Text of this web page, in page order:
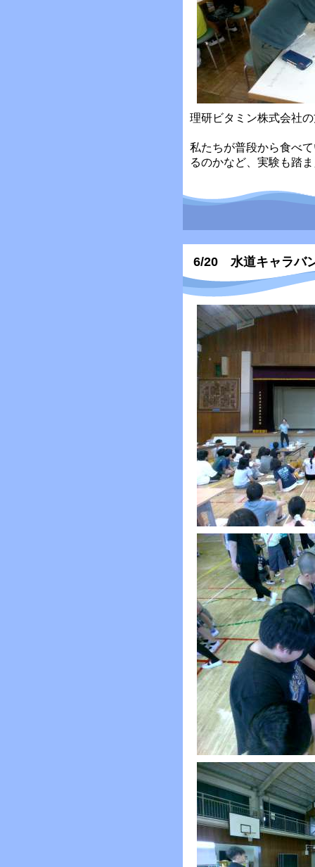
理研ビタミン株式会社
私たちが普段から食べ
るのかなど、実験も踏
6/20 水道キャラバ